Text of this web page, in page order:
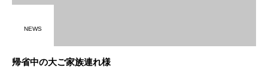
NEWS
帰省中の大ご家族連れ様